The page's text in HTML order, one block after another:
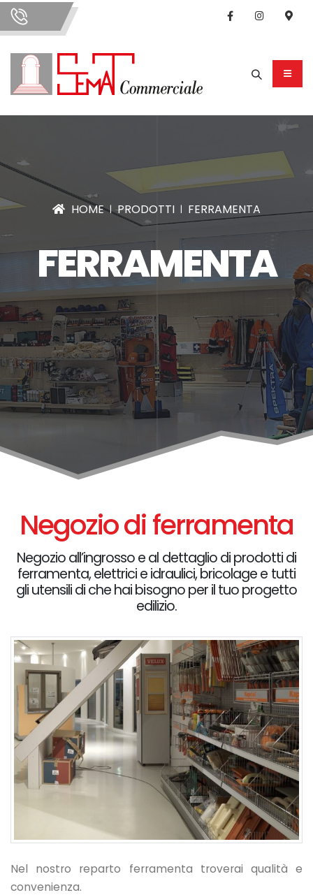
FERRAMENTA
HOME PRODOTTI FERRAMENTA
Negozio di ferramenta
Negozio all’ingrosso e al dettaglio di prodotti di
ferramenta, elettrici e idraulici, bricolage e tutti
gli utensili di che hai bisogno per il tuo progetto
edilizio.
Nel nostro reparto ferramenta troverai qualità e
convenienza.